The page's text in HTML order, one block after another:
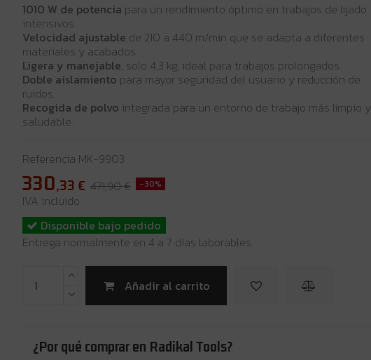
1010 W de potencia para un rendimiento óptimo en trabajos de lijado
intensivos.
Velocidad ajustable de 210 a 440 m/min que se adapta a diferentes
materiales y acabados.
Ligera y manejable, solo 4,3 kg, ideal para trabajos prolongados.
Doble aislamiento para mayor seguridad del usuario y reducción de
ruidos.
Recogida de polvo integrada para un entorno de trabajo más limpio y
saludable.
Referencia MK-9903
330,33 € 471,90 € -30%
IVA incluido
Disponible bajo pedido
Entrega normalmente en 4 a 7 días laborables.
Añadir al carrito
¿Por qué comprar en Radikal Tools?